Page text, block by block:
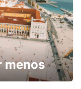
menos